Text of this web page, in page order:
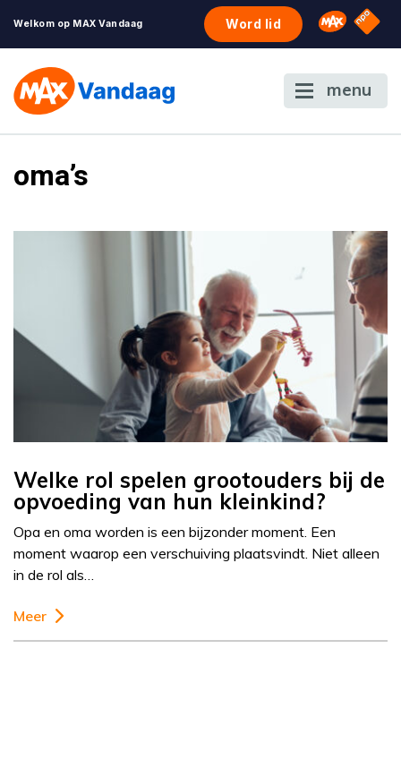
Welkom op MAX Vandaag Word lid Omroep
NPO
menu
oma’s
Welke rol spelen grootouders bij de
opvoeding van hun kleinkind?
Opa en oma worden is een bijzonder moment. Een
moment waarop een verschuiving plaatsvindt. Niet alleen
in de rol als…
Meer